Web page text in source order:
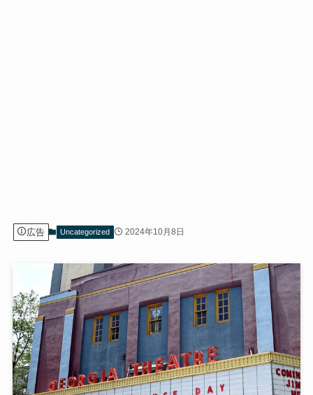
広告 Uncategorized 2024年10月8日